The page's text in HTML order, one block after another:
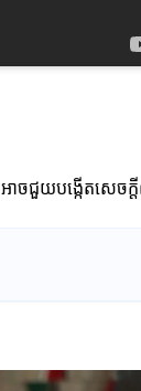
អាចជួយបង្កើតសេចក្